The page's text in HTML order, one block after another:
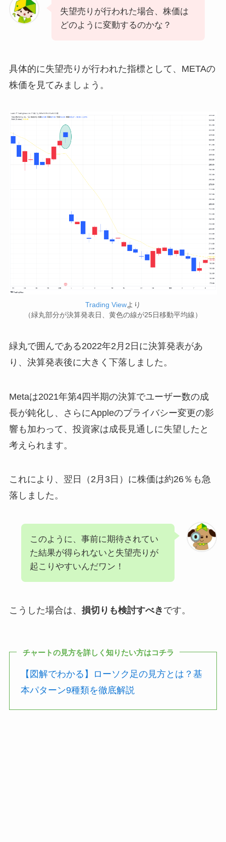
失望売りが行われた場合、株価は
どのように変動するのかな？
具体的に失望売りが行われた指標として、METAの
株価を見てみましょう。
Trading Viewより
（緑丸部分が決算発表日、黄色の線が25日移動平均線）
緑丸で囲んである2022年2月2日に決算発表があ
り、決算発表後に大きく下落しました。
Metaは2021年第4四半期の決算でユーザー数の成
長が鈍化し、さらにAppleのプライバシー変更の影
響も加わって、投資家は成長見通しに失望したと
考えられます。
これにより、翌日（2月3日）に株価は約26％も急
落しました。
このように、事前に期待されてい
た結果が得られないと失望売りが
起こりやすいんだワン！
こうした場合は、 損切りも検討すべき です。
チャートの見方を詳しく知りたい方はコチラ
【図解でわかる】ローソク足の見方とは？基
本パターン9種類を徹底解説